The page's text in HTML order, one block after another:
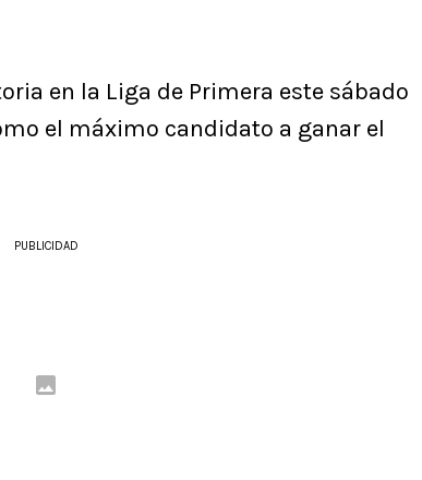
en la Liga de Primera este sábado
el máximo candidato a ganar el
PUBLICIDAD